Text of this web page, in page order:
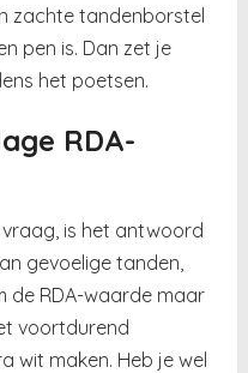
zachte tandenborstel
pen is. Dan zet je
het poetsen.
RDA-
vraag, is het antwoord
gevoelige tanden,
de RDA-waarde maar
voortdurend
wit maken. Heb je wel